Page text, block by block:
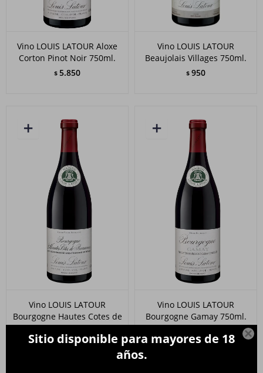

Sitio disponible para mayores de 18
años.
Vino LOUIS LATOUR Aloxe
Corton Pinot Noir 750ml.
$ 5.850
Vino LOUIS LATOUR
Beaujolais Villages 750ml.
$ 950
Vino LOUIS LATOUR
Bourgogne Hautes Cotes de
Beaune 750ml.
2.100
Vino LOUIS LATOUR
Bourgogne Gamay 750ml.